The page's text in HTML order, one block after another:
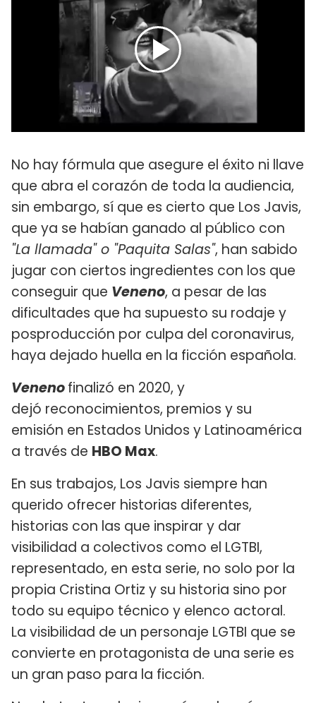
No hay fórmula que asegure el éxito ni llave
que abra el corazón de toda la audiencia,
sin embargo, sí que es cierto que Los Javis,
que ya se habían ganado al público con
"La llamada" o "Paquita Salas", han sabido
jugar con ciertos ingredientes con los que
conseguir que Veneno, a pesar de las
dificultades que ha supuesto su rodaje y
posproducción por culpa del coronavirus,
haya dejado huella en la ficción española.
Venenofinalizó en 2020, y
dejó reconocimientos, premios y su
emisión en Estados Unidos y Latinoamérica
a través de HBO Max.
En sus trabajos, Los Javis siempre han
querido ofrecer historias diferentes,
historias con las que inspirar y dar
visibilidad a colectivos como el LGTBI,
representado, en esta serie, no solo por la
propia Cristina Ortiz y su historia sino por
todo su equipo técnico y elenco actoral.
La visibilidad de un personaje LGTBI que se
convierte en protagonista de una serie es
un gran paso para la ficción.